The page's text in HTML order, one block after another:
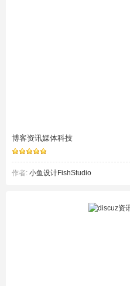
博客资讯媒体科技
作者: 小鱼设计FishStudio